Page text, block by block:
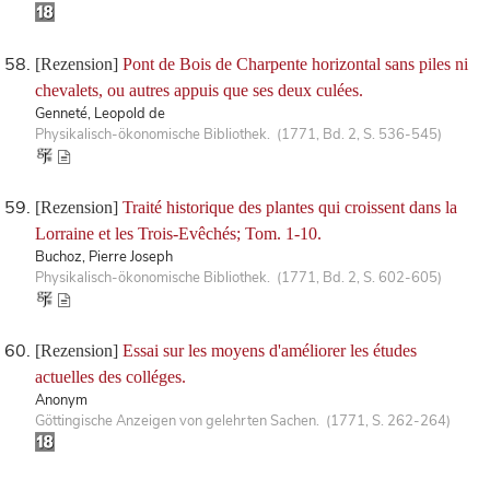
[Rezension] Pont de Bois de Charpente horizontal sans piles ni
chevalets, ou autres appuis que ses deux culées.
Genneté, Leopold de
Physikalisch-ökonomische Bibliothek. (1771, Bd. 2, S. 536-545)
[Rezension] Traité historique des plantes qui croissent dans la
Lorraine et les Trois-Evêchés; Tom. 1-10.
Buchoz, Pierre Joseph
Physikalisch-ökonomische Bibliothek. (1771, Bd. 2, S. 602-605)
[Rezension] Essai sur les moyens d'améliorer les études
actuelles des colléges.
Anonym
Göttingische Anzeigen von gelehrten Sachen. (1771, S. 262-264)